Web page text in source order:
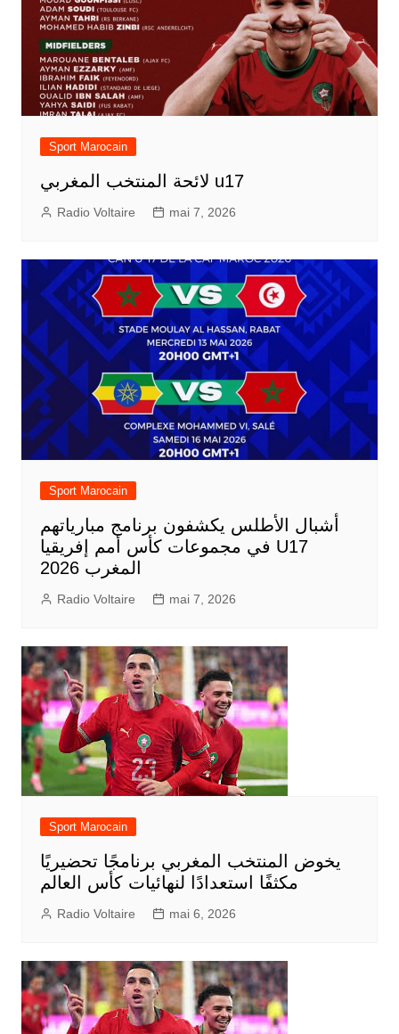
Sport Marocain
لائحة المنتخب المغربي u17
Radio Voltaire mai 7, 2026
Sport Marocain
أشبال الأطلس يكشفون برنامج مبارياتهم
في مجموعات كأس أمم إفريقيا U17
المغرب 2026
Radio Voltaire mai 7, 2026
Sport Marocain
يخوض المنتخب المغربي برنامجًا تحضيريًا
مكثفًا استعدادًا لنهائيات كأس العالم
Radio Voltaire mai 6, 2026